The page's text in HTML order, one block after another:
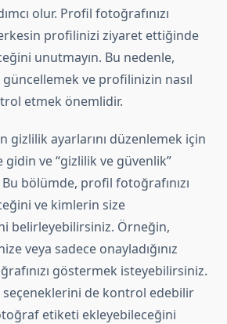
olur. Profil fotoğrafınızı
profilinizi ziyaret ettiğinde
unutmayın. Bu nedenle,
güncellemek ve profilinizin nasıl
etmek önemlidir.
gizlilik ayarlarını düzenlemek için
ve “gizlilik ve güvenlik”
bölümde, profil fotoğrafınızı
ve kimlerin size
belirleyebilirsiniz. Örneğin,
veya sadece onayladığınız
göstermek isteyebilirsiniz.
seçeneklerini de kontrol edebilir
etiketi ekleyebileceğini